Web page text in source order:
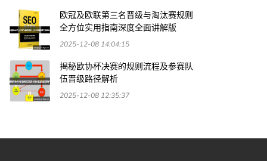
欧冠及欧联第三名晋级与淘汰赛规则
全方位实用指南深度全面讲解版
2025-12-08 14:04:15
揭秘欧协杯决赛的规则流程及参赛队
伍晋级路径解析
2025-12-08 12:35:37